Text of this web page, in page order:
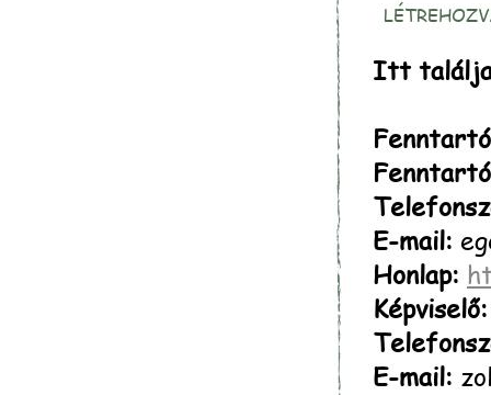
Itt
E-mail:
Honlap:
Képviselő:
E-mail: